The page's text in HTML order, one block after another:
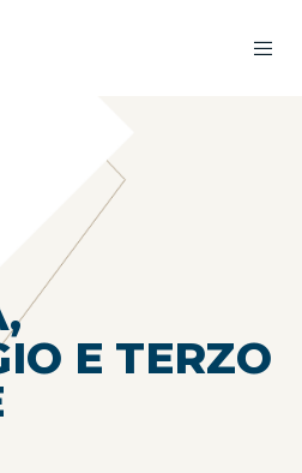
E TERZO